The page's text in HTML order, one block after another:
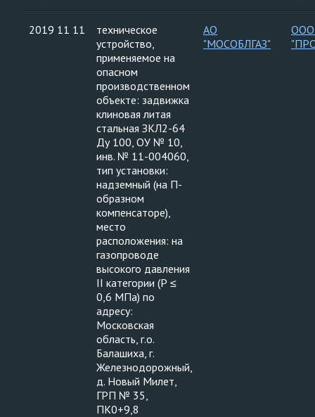
2019 11 11
техническое
устройство,
применяемое на
опасном
производственном
объекте: задвижка
клиновая литая
стальная ЗКЛ2-64
Ду 100, ОУ № 10,
инв. № 11-004060,
тип установки:
надземный (на П-
образном
компенсаторе),
место
расположения: на
газопроводе
высокого давления
II категории (Р ≤
0,6 МПа) по
адресу:
Московская
область, г.о.
Балашиха, г.
Железнодорожный,
д. Новый Милет,
ГРП № 35,
ПК0+9,8
АО
"МОСОБЛГАЗ"